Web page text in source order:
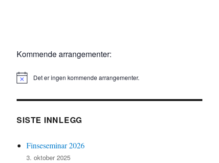
Kommende arrangementer:
M
a
Det er ingen kommende arrangementer.
SISTE INNLEGG
Finseseminar 2026
3. oktober 2025